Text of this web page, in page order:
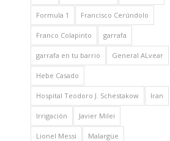
Formula 1 Francisco Cerúndolo
Franco Colapinto garrafa
garrafa en tu barrio General ALvear
Hebe Casado
Hospital Teodoro J. Schestakow Iran
Irrigación Javier Milei
Lionel Messi Malargüe